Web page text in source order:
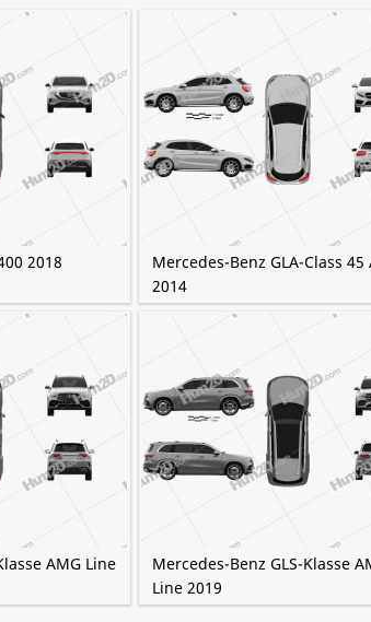
2018
Mercedes-Benz GLA-Class 45
2014
AMG Line
Mercedes-Benz GLS-Klasse
Line 2019